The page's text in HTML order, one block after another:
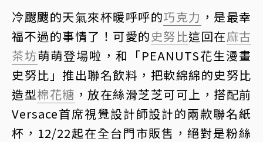
冷颼颼的天氣來杯暖呼呼的巧克力 ，是最幸
福不過的事情了！可愛的史努比這回在麻古
茶坊萌萌登場啦，和「PEANUTS花生漫畫
史努比」推出聯名飲料，把軟綿綿的史努比
造型棉花糖 ，放在絲滑芝芝可可上，搭配前
Versace首席視覺設計師設計的兩款聯名紙
杯，12/22起在全台門市販售，絕對是粉絲